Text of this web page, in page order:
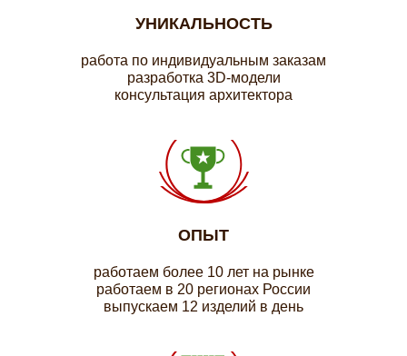
УНИКАЛЬНОСТЬ
работа по индивидуальным заказам
разработка 3D-модели
консультация архитектора
ОПЫТ
работаем более 10 лет на рынке
работаем в 20 регионах России
выпускаем 12 изделий в день